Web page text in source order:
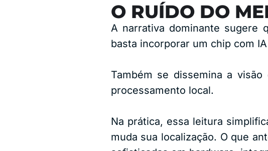
O RUÍDO DO
A narrativa dominante sugere
basta incorporar um chip com
Também se dissemina a
processamento local.
Na prática, essa leitura
muda sua localização. O que